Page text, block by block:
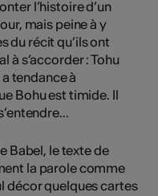
l’histoire d’un
mais peine à y
du récit qu’ils ont
à s’accorder : Tohu
tendance à
Bohu est timide. Il
Babel, le texte de
la parole comme
décor quelques cartes